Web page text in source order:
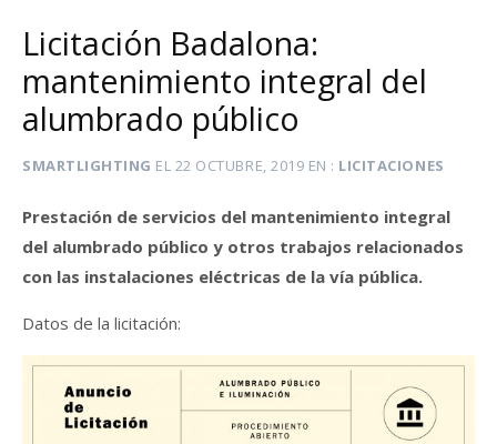
Licitación Badalona:
mantenimiento integral del
alumbrado público
SMARTLIGHTING EL 22 OCTUBRE, 2019 EN LICITACIONES
Prestación de servicios del mantenimiento integral
del alumbrado público y otros trabajos relacionados
con las instalaciones eléctricas de la vía pública.
Datos de la licitación: